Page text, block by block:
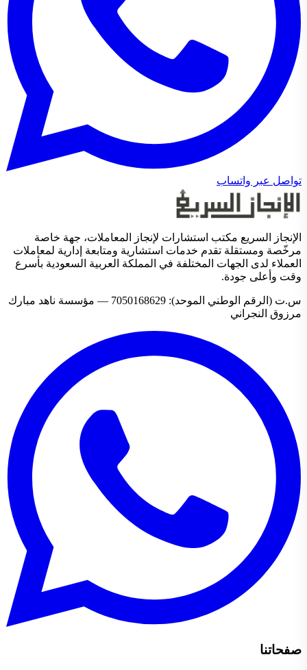
تواصل عبر واتساب
الإنجاز السريع مكتب استشارات لإنجاز المعاملات، جهة خاصة
مرخّصة ومستقلة تقدم خدمات استشارية ومتابعة إدارية لمعاملات
العملاء لدى الجهات المختلفة في المملكة العربية السعودية بأسرع
وقت وأعلى جودة.
س.ت (الرقم الوطني الموحد): 7050168629 — مؤسسة ناهد مبارك
مرزوق النجراني
صفحاتنا